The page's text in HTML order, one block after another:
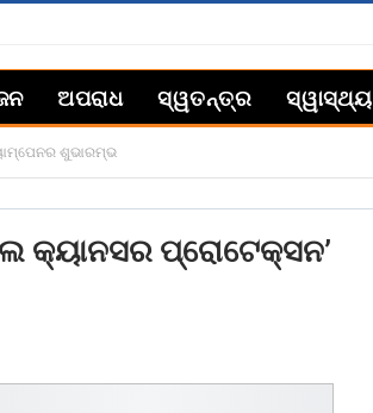
ଅପରାଧ ସ୍ୱତନ୍ତ୍ର ସ୍ୱାସ୍ଥ୍ୟ
ଶୁଭାରମ୍ଭ
କ୍ୟାନସର ପ୍ରୋଟେକ୍ସନ’